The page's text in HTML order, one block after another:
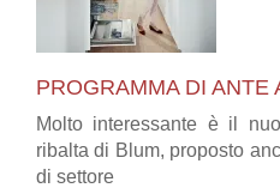
PROGRAMMA DI ANTE
Molto interessante è il
ribalta di Blum, proposto
di settore